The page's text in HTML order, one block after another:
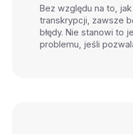
Bez względu na to,
transkrypcji, zawsze
błędy. Nie stanowi to
problemu, jeśli